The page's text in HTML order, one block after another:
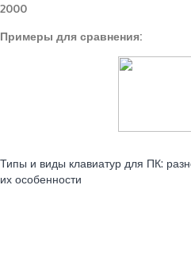
2000
Примеры для сравнения:
Типы и виды клавиатур для ПК:
их особенности